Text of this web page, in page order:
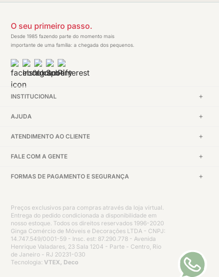
O seu primeiro passo.
Desde 1985 fazendo parte do momento mais
importante de uma família: a chegada dos pequenos.
INSTITUCIONAL
AJUDA
ATENDIMENTO AO CLIENTE
FALE COM A GENTE
FORMAS DE PAGAMENTO E SEGURANÇA
Preços exclusivos para compras através da loja virtual.
Entrega do pedido condicionada a disponibilidade em
nosso estoque. Todos os direitos reservados 1996-2020
Ginga Comércio de Móveis e Decorações LTDA - CNPJ:
14.747.549/0001-59 - Insc. est: 87.290.778 - Avenida
Henrique Valadares, 23 Sala 1204 - Parte - Centro, Rio
de Janeiro - RJ 20231-030
Tecnologia: VTEX, Deco